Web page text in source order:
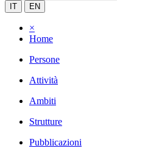
IT EN
×
Home
Persone
Attività
Ambiti
Strutture
Pubblicazioni